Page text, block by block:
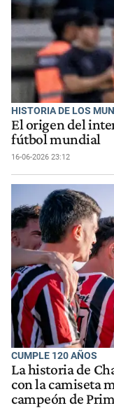
HISTORIA DE LOS
El origen del
fútbol mundial
16-06-2026 23:12
CUMPLE 120 AÑOS
La historia de
con la camiseta
campeón de